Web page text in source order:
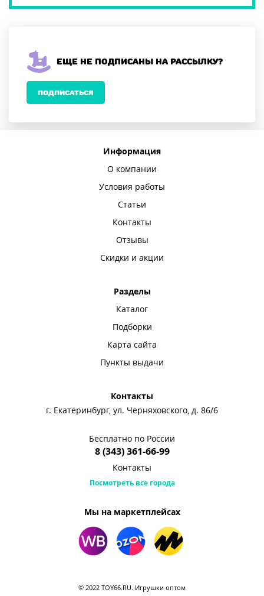
Еще не подписаны на рассылку?
ПОДПИСАТЬСЯ
Информация
О компании
Условия работы
Статьи
Контакты
Отзывы
Скидки и акции
Разделы
Каталог
Подборки
Карта сайта
Пункты выдачи
Контакты
г. Екатеринбург, ул. Черняховского, д. 86/6
Бесплатно по России
8 (343) 361-66-99
Контакты
Посмотреть все города
Мы на маркетплейсах
© 2022 TOY66.RU. Игрушки оптом